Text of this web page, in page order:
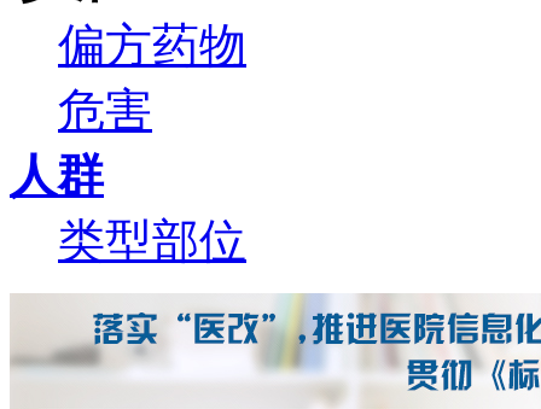
偏方药物
危害
人群
类型部位